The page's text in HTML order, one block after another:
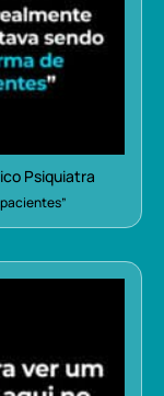
Psiquiatra